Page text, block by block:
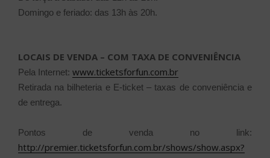
Domingo e feriado: das 13h às 20h.
LOCAIS DE VENDA – COM TAXA DE CONVENIÊNCIA
Pela Internet: www.ticketsforfun.com.br
Retirada na bilheteria e E-ticket – taxas de conveniência e
de entrega.
Pontos de venda no link:
http://premier.ticketsforfun.com.br/shows/show.aspx?